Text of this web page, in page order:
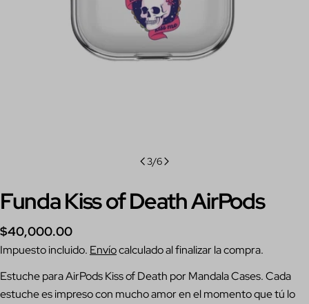
3/6
Funda Kiss of Death AirPods
Precio
regular
$40,000.00
Impuesto incluido. Envíocalculado al finalizar la compra.
Estuche para AirPods Kiss of Death por Mandala Cases. Cada
estuche es impreso con mucho amor en el momento que tú lo
Hacer una pregunta